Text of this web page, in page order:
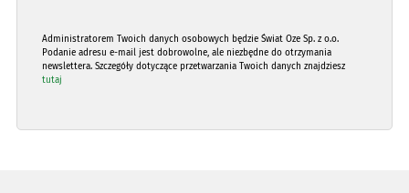
Administratorem Twoich danych osobowych będzie Świat Oze Sp. z o.o.
Podanie adresu e-mail jest dobrowolne, ale niezbędne do otrzymania
newslettera. Szczegóły dotyczące przetwarzania Twoich danych znajdziesz
tutaj